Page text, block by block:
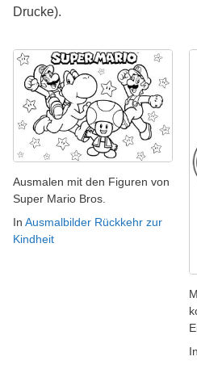
Drucke).
Ausmalen mit den Figuren von
Super Mario Bros.
In Ausmalbilder Rückkehr zur
Kindheit
In